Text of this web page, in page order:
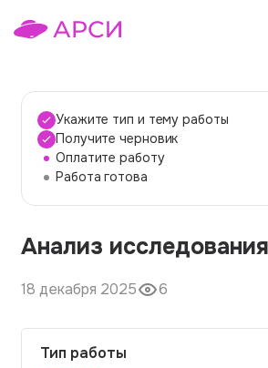
Темы работ
О сервисе
О компании
Наши гарантии
Вопросы и ответы
Контакты
Укажите тип и тему работы
Получите черновик
Оплатите работу
Работа готова
Анализ
18 декабря 2025 6
Тип работы